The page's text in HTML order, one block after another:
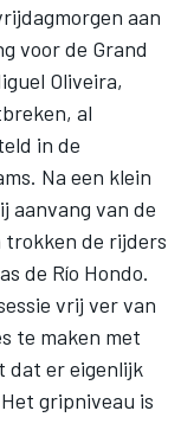
aan
voor de Grand
Oliveira,
al
in de
Na een klein
aanvang van de
trokken de rijders
de Río Hondo.
vrij ver van
te maken met
dat er eigenlijk
gripniveau is